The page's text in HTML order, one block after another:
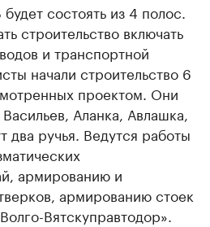
состоять из 4 полос.
строительство включать
и транспортной
начали строительство 6
проектом. Они
Аланка, Авлашка,
два ручья. Ведутся работы
армированию и
армированию стоек
Вятскуправтодор».